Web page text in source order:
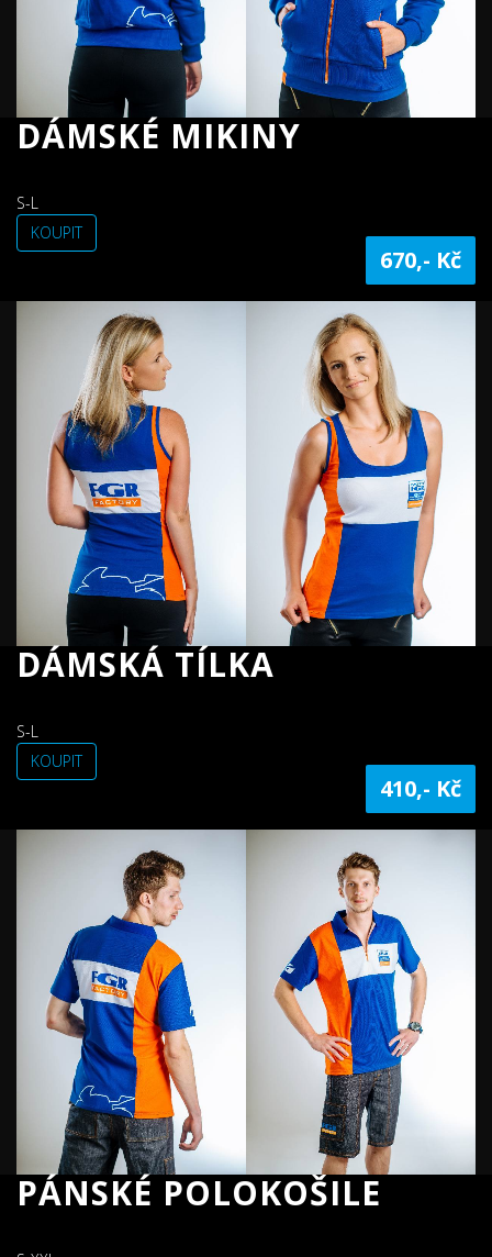
DÁMSKÉ MIKINY
S-L
670,- Kč
KOUPIT
DÁMSKÁ TÍLKA
S-L
410,- Kč
KOUPIT
PÁNSKÉ POLOKOŠILE